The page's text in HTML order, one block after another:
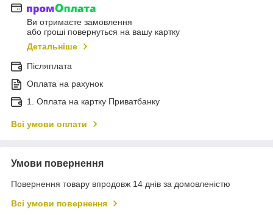
Ви отримаєте замовлення
або гроші повернуться на вашу картку
Детальніше
Післяплата
Оплата на рахунок
1. Оплата на картку Приватбанку
Всі умови оплати
Умови повернення
Повернення товару впродовж 14 днів за домовленістю
Всі умови повернення